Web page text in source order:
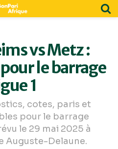
vs Metz :
le barrage
1
cotes, paris et
pour le barrage
le 29 mai 2025 à
Auguste-Delaune.